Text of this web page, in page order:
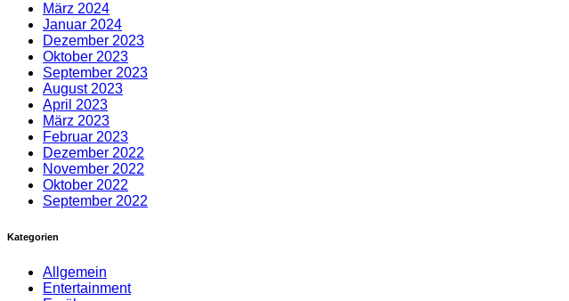
März 2024
Januar 2024
Dezember 2023
Oktober 2023
September 2023
August 2023
April 2023
März 2023
Februar 2023
Dezember 2022
November 2022
Oktober 2022
September 2022
Kategorien
Allgemein
Entertainment